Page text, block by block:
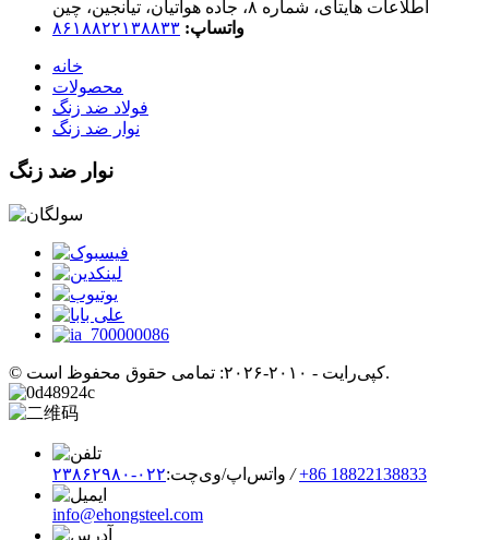
اطلاعات هایتای، شماره ۸، جاده هواتیان، تیانجین، چین
واتساپ: ۸۶۱۸۸۲۲۱۳۸۸۳۳
خانه
محصولات
فولاد ضد زنگ
نوار ضد زنگ
نوار ضد زنگ
© کپی‌رایت - ۲۰۱۰-۲۰۲۶: تمامی حقوق محفوظ است.
واتس‌اپ/وی‌چت:۰۲۲-۲۳۸۶۲۹۸۰ / ‎+86 18822138833‎
info@ehongsteel.com